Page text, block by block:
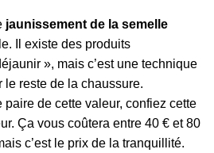
jaunissement de la semelle
Il existe des produits
», mais c’est une technique
le reste de la chaussure.
paire de cette valeur, confiez cette
Ça vous coûtera entre 40 € et 80
c’est le prix de la tranquillité.